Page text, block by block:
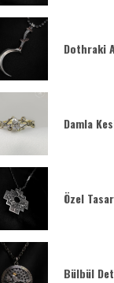
Dothraki
Damla
Özel
Bülbül